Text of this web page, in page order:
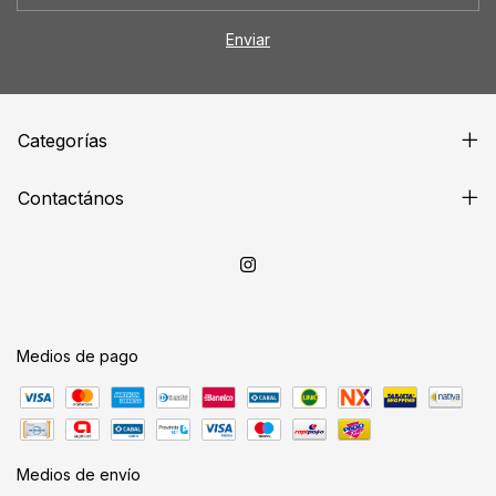
Categorías
Contactános
Medios de pago
Medios de envío